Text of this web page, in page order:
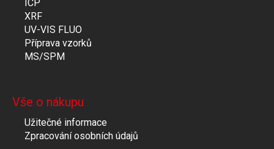
ICP
XRF
UV-VIS FLUO
Příprava vzorků
MS/SPM
Vše o nákupu
Užitečné informace
Zpracování osobních údajů